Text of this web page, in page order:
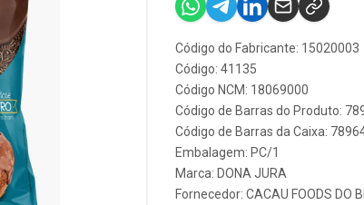
Código do Fabricante: 15020003
Código: 41135
Código NCM: 18069000
Código de Barras do Produto:
Código de Barras da Caixa:
Embalagem: PC/1
Marca: DONA JURA
Fornecedor: CACAU FOODS DO